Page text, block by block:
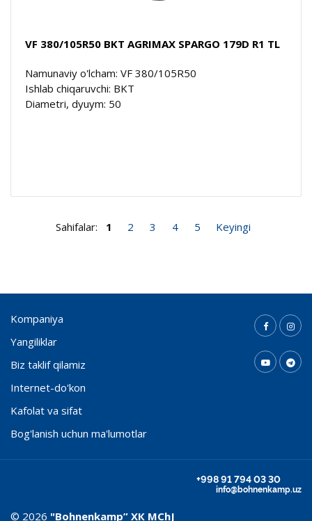
VF 380/105R50 BKT AGRIMAX SPARGO 179D R1 TL
Namunaviy o'lcham: VF 380/105R50
Ishlab chiqaruvchi: BKT
Diametri, dyuym: 50
Sahifalar: 1 2 3 4 5 Keyingi
Kompaniya
Yangiliklar
Biz taklif qilamiz
Internet-do'kon
Kafolat va sifat
Bog'lanish uchun ma'lumotlar
+998 91 794 03 30
info@bohnenkamp.uz
© 2026 "Bohnenkamp” ХК MChJ